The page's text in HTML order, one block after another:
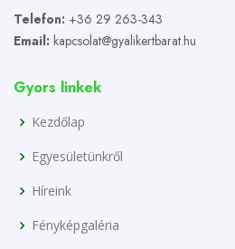
Telefon: +36 29 263-343
Email: kapcsolat@gyalikertbarat.hu
Gyors linkek
Kezdőlap
Egyesületünkről
Híreink
Fényképgaléria